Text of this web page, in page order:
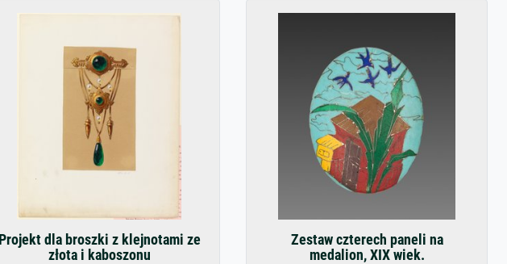
Projekt dla broszki z klejnotami ze
złota i kaboszonu
Zestaw czterech paneli na
medalion, XIX wiek.